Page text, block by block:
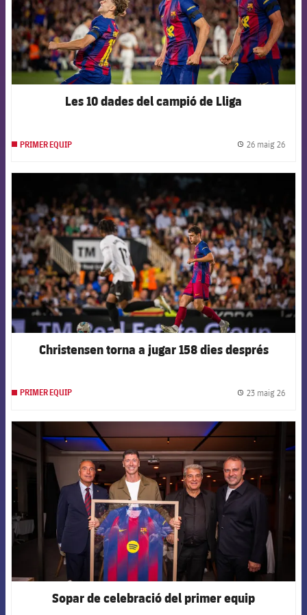
Les 10 dades del campió de Lliga
PRIMER EQUIP 26 maig 26
FCB Barcelona badge
Christensen torna a jugar 158 dies després
PRIMER EQUIP 23 maig 26
FCB Barcelona badge
Sopar de celebració del primer equip